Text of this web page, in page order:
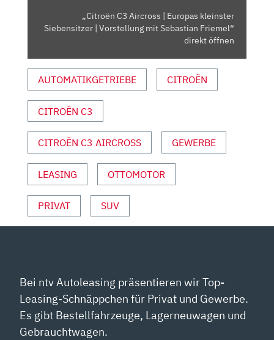
VORSTELLUNG
VON
YOUTUBE
ANZEIGEN
„Citroën C3 Aircross | Europas kleinster
Siebensitzer | Vorstellung mit Sebastian Friemel“
direkt öffnen
AUTOMATIKGETRIEBE CITROËN
CITROËN C3
CITROËN C3 AIRCROSS GEWERBE
LEASING OTTOMOTOR
PRIVAT SUV
Bei ntv Autoleasing präsentieren wir Top-
Leasing-Schnäppchen für Privat und Gewerbe.
Es gibt Bestellfahrzeuge, Lagerneuwagen und
Gebrauchtwagen.